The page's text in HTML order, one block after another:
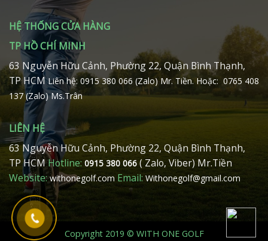
HỆ THỐNG CỬA HÀNG
TP HỒ CHÍ MINH
63 Nguyễn Hữu Cảnh, Phường 22, Quận Bình Thạnh,
TP HCMLiên hệ: 0915 380 066 (Zalo) Mr. Tiền. Hoặc: 0765 408
137 (Zalo) Ms.Trân
LIÊN HỆ
63 Nguyễn Hữu Cảnh, Phường 22, Quận Bình Thạnh,
TP HCMHotline: 0915 380 066 ( Zalo, Viber) Mr.Tiền
Website:withonegolf.com Email: Withonegolf@gmail.com
Copyright 2019 © WITH ONE GOLF